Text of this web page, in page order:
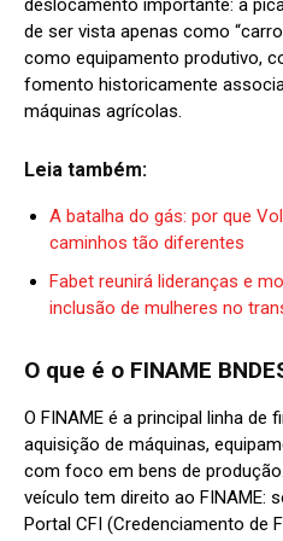
deslocamento importante: a
de ser vista apenas como
como equipamento produtivo,
fomento historicamente
máquinas agrícolas.
Leia também:
A batalha do gás: por que
caminhos tão diferentes
Fabet reunirá lideranças e
inclusão de mulheres no
O que é o FINAME
O FINAME é a principal linha de
aquisição de máquinas,
com foco em bens de
veículo tem direito ao FINAME:
Portal CFI (Credenciamento de